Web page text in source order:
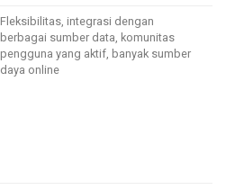
Fleksibilitas, integrasi dengan
berbagai sumber data, komunitas
pengguna yang aktif, banyak sumber
daya online